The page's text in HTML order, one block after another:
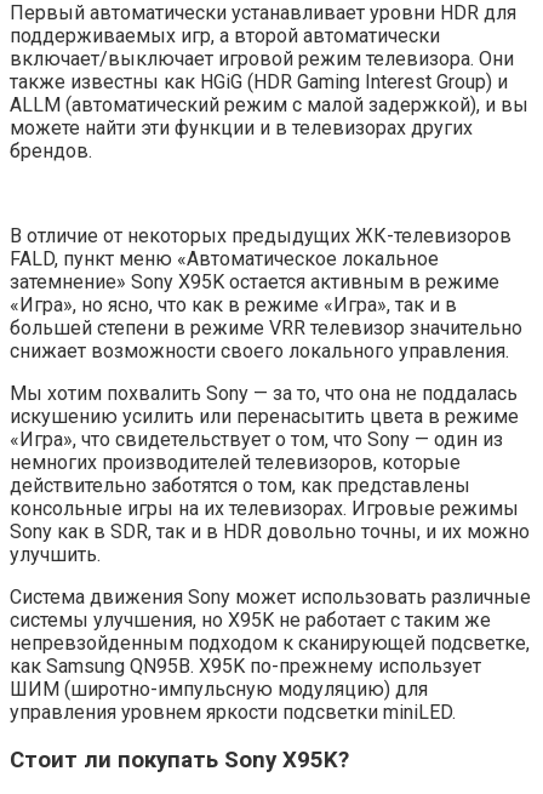
Первый автоматически устанавливает уровни HDR для
поддерживаемых игр, а второй автоматически
включает/выключает игровой режим телевизора. Они
также известны как HGiG (HDR Gaming Interest Group) и
ALLM (автоматический режим с малой задержкой), и вы
можете найти эти функции и в телевизорах других
брендов.
В отличие от некоторых предыдущих ЖК-телевизоров
FALD, пункт меню «Автоматическое локальное
затемнение» Sony X95K остается активным в режиме
«Игра», но ясно, что как в режиме «Игра», так и в
большей степени в режиме VRR телевизор значительно
снижает возможности своего локального управления.
Мы хотим похвалить Sony — за то, что она не поддалась
искушению усилить или перенасытить цвета в режиме
«Игра», что свидетельствует о том, что Sony — один из
немногих производителей телевизоров, которые
действительно заботятся о том, как представлены
консольные игры на их телевизорах. Игровые режимы
Sony как в SDR, так и в HDR довольно точны, и их можно
улучшить.
Система движения Sony может использовать различные
системы улучшения, но X95K не работает с таким же
непревзойденным подходом к сканирующей подсветке,
как Samsung QN95B. X95K по-прежнему использует
ШИМ (широтно-импульсную модуляцию) для
управления уровнем яркости подсветки miniLED.
Стоит ли покупать Sony X95K?